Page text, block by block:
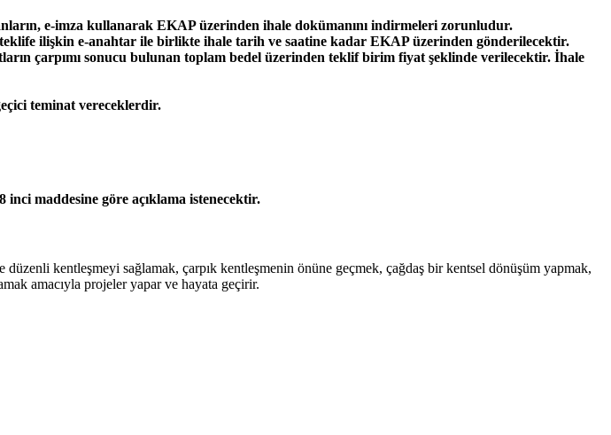
e-imza kullanarak EKAP üzerinden ihale dokümanını indirmeleri zorunludur.
ilişkin e-anahtar ile birlikte ihale tarih ve saatine kadar EKAP üzerinden gönderilecektir.
çarpımı sonucu bulunan toplam bedel üzerinden teklif birim fiyat şeklinde verilecektir. İhale
teminat vereceklerdir.
maddesine göre açıklama istenecektir.
kentleşmeyi sağlamak, çarpık kentleşmenin önüne geçmek, çağdaş bir kentsel dönüşüm yapmak,
amacıyla projeler yapar ve hayata geçirir.